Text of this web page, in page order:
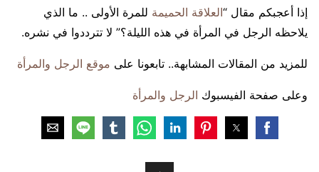
إذا أعجبكم مقال “العلاقة الحميمة للمرة الأولى .. ما الذي
يلاحظه الرجل في المرأة في هذه الليلة؟” لا تترددوا في نشره.
للمزيد من المقالات المشابهة.. تابعونا على موقع الرجل والمرأة
وعلى صفحة الفيسبوك الرجل والمرأة